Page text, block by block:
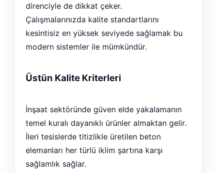
direnciyle de dikkat çeker.
Çalışmalarınızda kalite standartlarını
kesintisiz en yüksek seviyede sağlamak bu
modern sistemler ile mümkündür.
Üstün Kalite Kriterleri
İnşaat sektöründe güven elde yakalamanın
temel kuralı dayanıklı ürünler almaktan gelir.
İleri tesislerde titizlikle üretilen beton
elemanları her türlü iklim şartına karşı
sağlamlık sağlar.